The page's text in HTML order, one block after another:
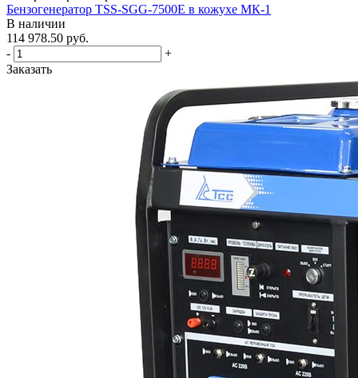
Бензогенератор TSS-SGG-7500Е в кожухе МК-1
В наличии
114 978.50 руб.
-
+
Заказать